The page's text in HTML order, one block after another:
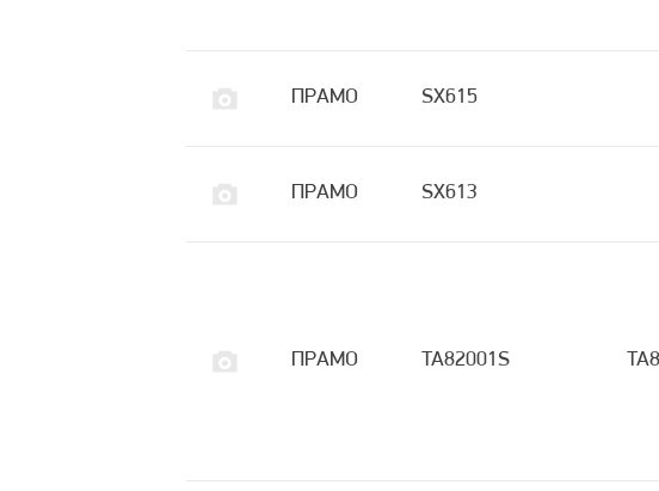
ПРАМО SX615
ПРАМО SX613
ПРАМО TA82001S